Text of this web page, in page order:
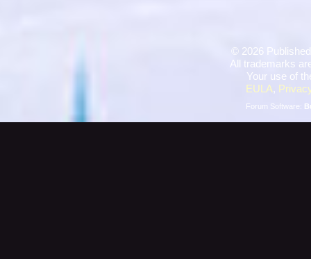
© 2026
All trademarks
Your use of
EULA,
Forum Software: